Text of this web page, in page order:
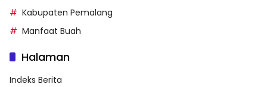
Kabupaten Pemalang
Manfaat Buah
Halaman
Indeks Berita